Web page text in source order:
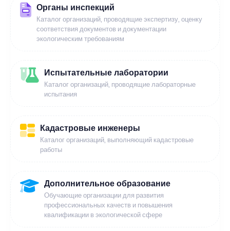
Органы инспекций
Каталог организаций, проводящие экспертизу, оценку
соответствия документов и документации
экологическим требованиям
Испытательные лаборатории
Каталог организаций, проводящие лабораторные
испытания
Кадастровые инженеры
Каталог организаций, выполняющий кадастровые
работы
Дополнительное образование
Обучающие организации для развития
профессиональных качеств и повышения
квалификации в экологической сфере